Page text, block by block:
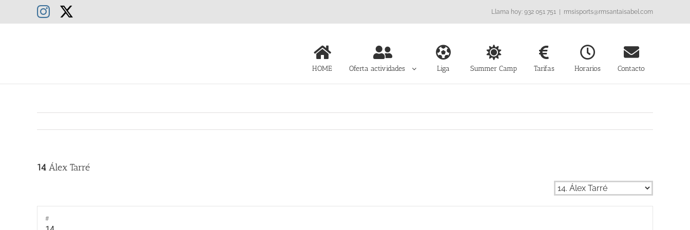
contenido
Llama hoy: 932 051 751 | rmsisports@rmsantaisabel.com
Instagram
HOME Oferta actividades Liga Summer Camp Tarifas Horarios Contacto
14 Álex Tarré
#